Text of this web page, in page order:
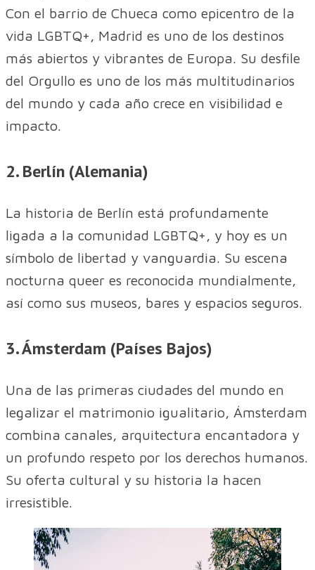
Con el barrio de Chueca como epicentro de la
vida LGBTQ+, Madrid es uno de los destinos
más abiertos y vibrantes de Europa. Su desfile
del Orgullo es uno de los más multitudinarios
del mundo y cada año crece en visibilidad e
impacto.
2. Berlín (Alemania)
La historia de Berlín está profundamente
ligada a la comunidad LGBTQ+, y hoy es un
símbolo de libertad y vanguardia. Su escena
nocturna queer es reconocida mundialmente,
así como sus museos, bares y espacios seguros.
3. Ámsterdam (Países Bajos)
Una de las primeras ciudades del mundo en
legalizar el matrimonio igualitario, Ámsterdam
combina canales, arquitectura encantadora y
un profundo respeto por los derechos humanos.
Su oferta cultural y su historia la hacen
irresistible.